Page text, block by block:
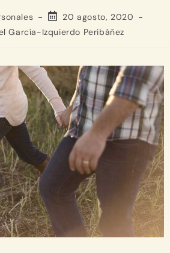
20 agosto, 2020
García-Izquierdo Peribáñez